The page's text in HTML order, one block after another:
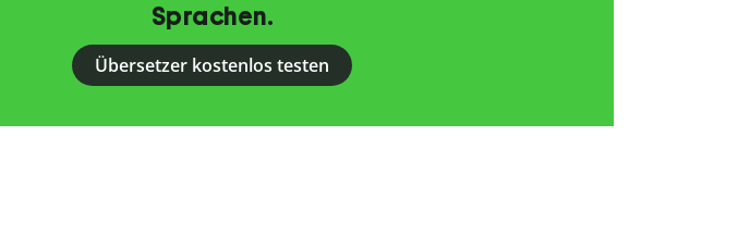
Sprachen.
Übersetzer kostenlos testen